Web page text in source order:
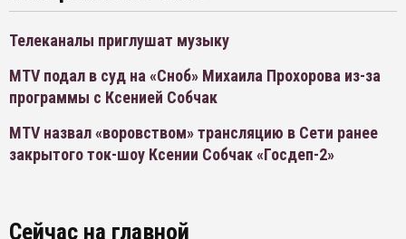
Телеканалы приглушат музыку
MTV подал в суд на «Сноб» Михаила Прохорова из-за
программы с Ксенией Собчак
MTV назвал «воровством» трансляцию в Сети ранее
закрытого ток-шоу Ксении Собчак «Госдеп-2»
Сейчас на главной